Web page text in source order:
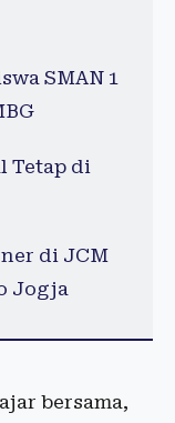
SMAN 1
Tetap di
di JCM
Jogja
bersama,